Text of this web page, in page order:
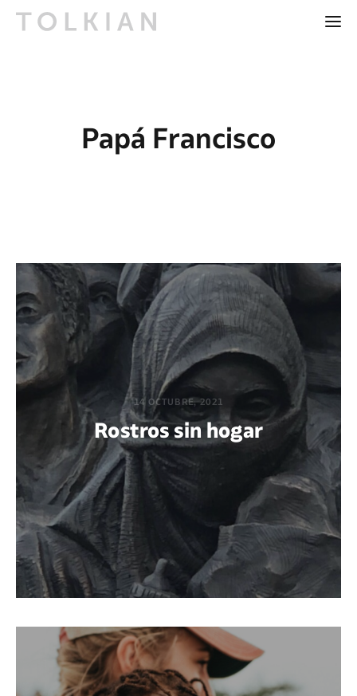
Papá Francisco
14 OCTUBRE, 2021
Rostros sin hogar
POR BEATRIZ AZAÑEDO